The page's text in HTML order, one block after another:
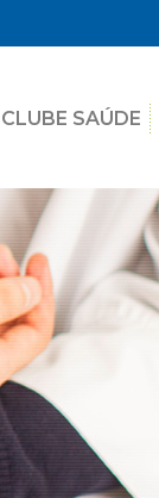
CLUBE SAÚDE